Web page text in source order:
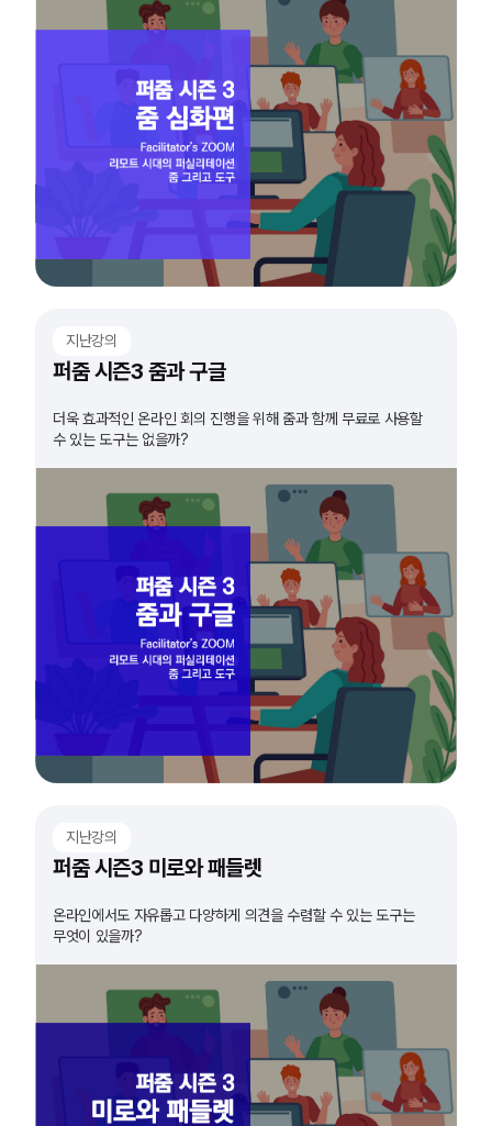
지난강의
퍼줌 시즌3 줌과 구글
더욱 효과적인 온라인 회의 진행을 위해 줌과 함께 무료로 사용할
수 있는 도구는 없을까?
지난강의
퍼줌 시즌3 미로와 패들렛
온라인에서도 자유롭고 다양하게 의견을 수렴할 수 있는 도구는
무엇이 있을까?